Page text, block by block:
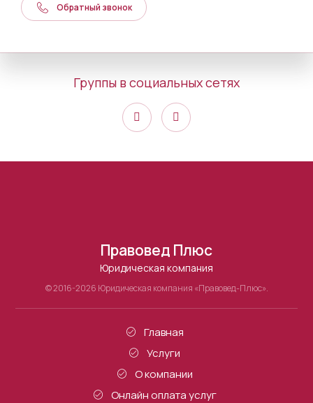
Обратный звонок
Группы в социальных сетях
Правовед Плюс
Юридическая компания
© 2016-2026 Юридическая компания «Правовед-Плюс».
Главная
Услуги
О компании
Онлайн оплата услуг